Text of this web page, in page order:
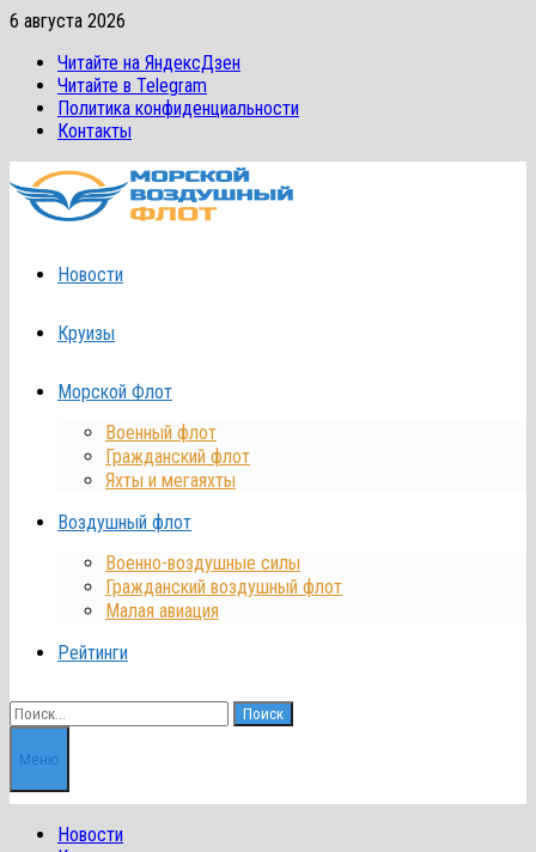
Перейти
содержимому
6 августа 2026
Читайте на ЯндексДзен
Читайте в Telegram
Политика конфиденциальности
Контакты
Новости
Круизы
Морской Флот
Военный флот
Гражданский флот
Яхты и мегаяхты
Воздушный флот
Военно-воздушные силы
Гражданский воздушный флот
Малая авиация
Рейтинги
Найти:
Меню
Новости